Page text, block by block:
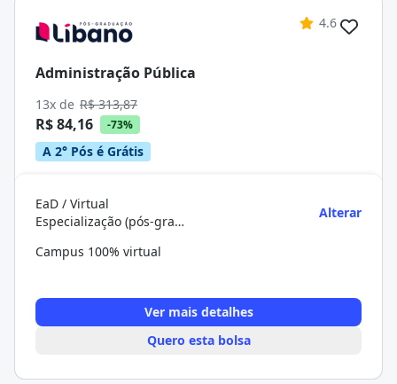
4.6
Administração Pública
13x de R$ 313,87
R$ 84,16 -73%
A 2° Pós é Grátis
EaD / Virtual
Especialização (pós-graduação)
Alterar
Campus 100% virtual
Ver mais detalhes
Quero esta bolsa